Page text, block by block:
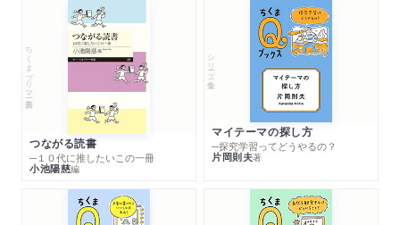
ちくまプリマー新書
つながる読書
─１０代に推したいこの一冊
小池陽慈編
シリーズ・全集
マイテーマの探し方
─探究学習ってどうやるの？
片岡則夫著